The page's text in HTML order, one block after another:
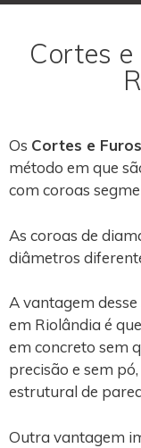
Cortes
Os Cortes e
método em que
com coroas
As coroas de
diâmetros
A vantagem
em Riolândia é
em concreto sem
precisão e sem
estrutural de
Outra vantagem